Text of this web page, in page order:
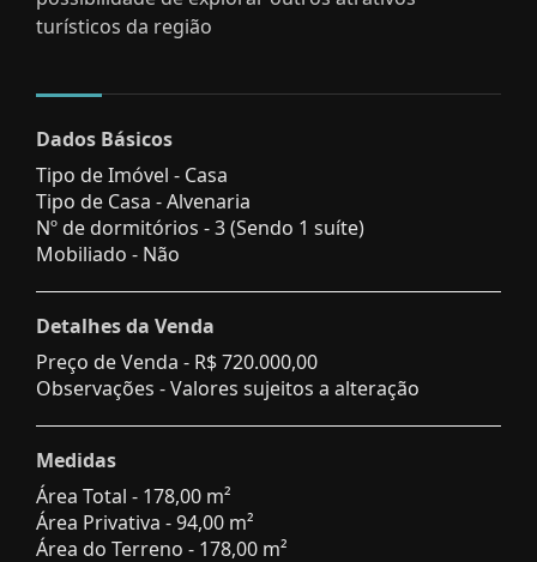
turísticos da região
Dados Básicos
Tipo de Imóvel - Casa
Tipo de Casa - Alvenaria
Nº de dormitórios - 3 (Sendo 1 suíte)
Mobiliado - Não
Detalhes da Venda
Preço de Venda - R$ 720.000,00
Observações - Valores sujeitos a alteração
Medidas
Área Total - 178,00 m²
Área Privativa - 94,00 m²
Área do Terreno - 178,00 m²